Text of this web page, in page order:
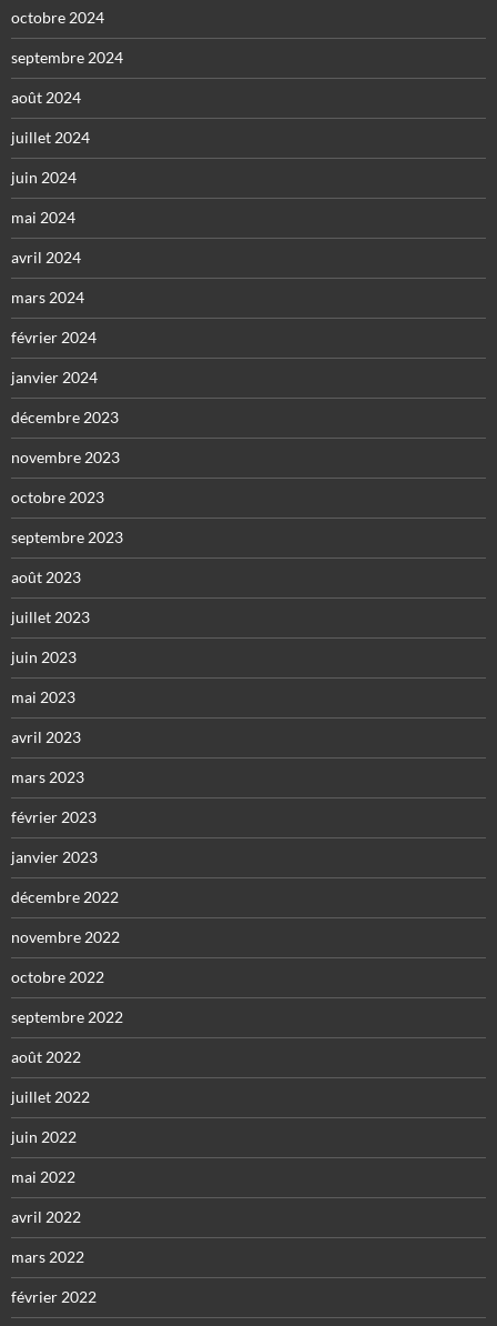
octobre 2024
septembre 2024
août 2024
juillet 2024
juin 2024
mai 2024
avril 2024
mars 2024
février 2024
janvier 2024
décembre 2023
novembre 2023
octobre 2023
septembre 2023
août 2023
juillet 2023
juin 2023
mai 2023
avril 2023
mars 2023
février 2023
janvier 2023
décembre 2022
novembre 2022
octobre 2022
septembre 2022
août 2022
juillet 2022
juin 2022
mai 2022
avril 2022
mars 2022
février 2022